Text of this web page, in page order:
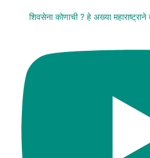
शिवसेना कोणाची ? हे अख्या